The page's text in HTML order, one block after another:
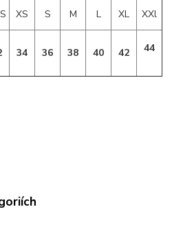
XS S M L XL
XXl
34 36 38 40 42 44